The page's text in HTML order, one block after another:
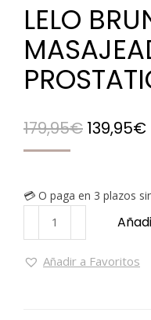
LELO
179,95€ 139,95€
💳 O paga en 3 plazos
Añadir a Favoritos